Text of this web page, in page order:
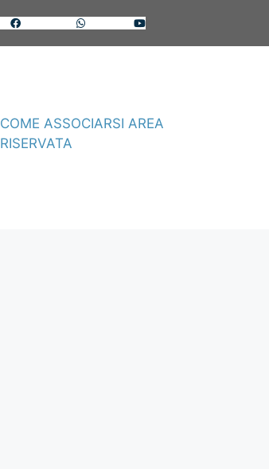
COME ASSOCIARSI AREA
RISERVATA